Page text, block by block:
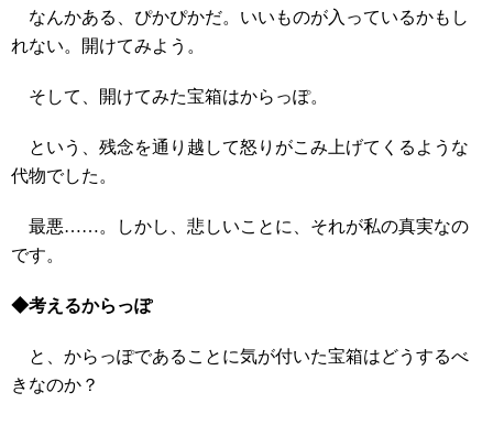
なんかある、ぴかぴかだ。いいものが入っているかもし
れない。開けてみよう。
そして、開けてみた宝箱はからっぽ。
という、残念を通り越して怒りがこみ上げてくるような
代物でした。
最悪……。しかし、悲しいことに、それが私の真実なの
です。
◆考えるからっぽ
と、からっぽであることに気が付いた宝箱はどうするべ
きなのか？